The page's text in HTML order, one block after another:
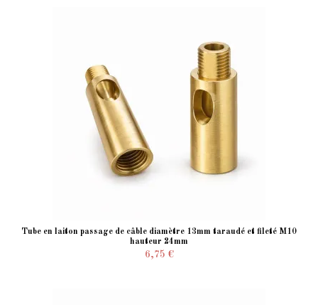
Tube en laiton passage de câble diamètre 13mm taraudé et fileté M10
hauteur 24mm
6,75 €